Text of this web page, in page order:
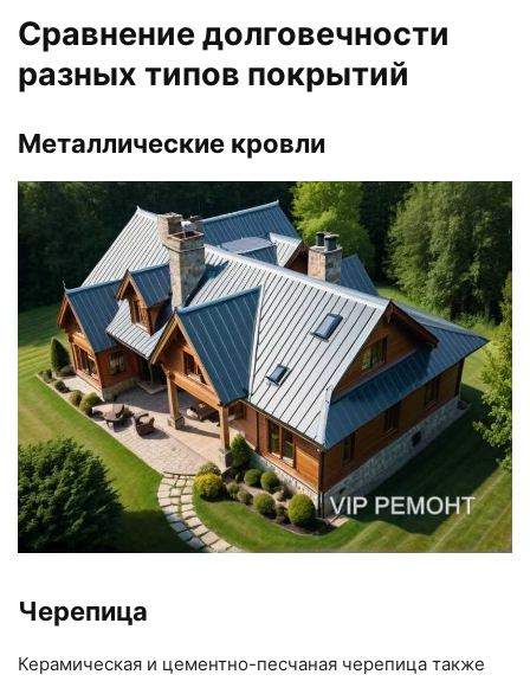
Сравнение долговечности
разных типов покрытий
Металлические кровли
Черепица
Керамическая и цементно-песчаная черепица также